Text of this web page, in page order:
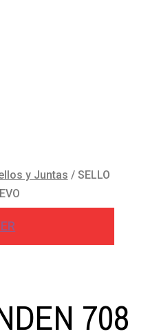
y Juntas / SELLO
708